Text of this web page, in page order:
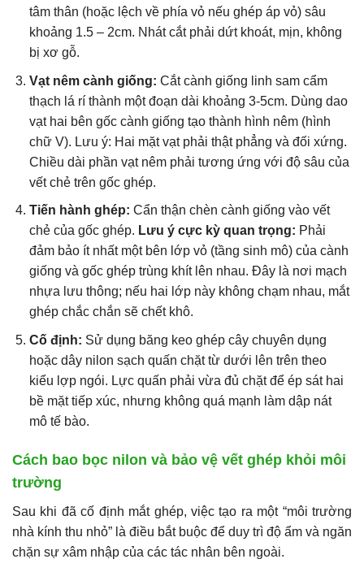
tâm thân (hoặc lệch về phía vỏ nếu ghép áp vỏ) sâu
khoảng 1.5 – 2cm. Nhát cắt phải dứt khoát, mịn, không
bị xơ gỗ.
Vạt nêm cành giống: Cắt cành giống linh sam cẩm
thạch lá rí thành một đoạn dài khoảng 3-5cm. Dùng dao
vạt hai bên gốc cành giống tạo thành hình nêm (hình
chữ V). Lưu ý: Hai mặt vạt phải thật phẳng và đối xứng.
Chiều dài phần vạt nêm phải tương ứng với độ sâu của
vết chẻ trên gốc ghép.
Tiến hành ghép: Cẩn thận chèn cành giống vào vết
chẻ của gốc ghép. Lưu ý cực kỳ quan trọng: Phải
đảm bảo ít nhất một bên lớp vỏ (tầng sinh mô) của cành
giống và gốc ghép trùng khít lên nhau. Đây là nơi mạch
nhựa lưu thông; nếu hai lớp này không chạm nhau, mắt
ghép chắc chắn sẽ chết khô.
Cố định: Sử dụng băng keo ghép cây chuyên dụng
hoặc dây nilon sạch quấn chặt từ dưới lên trên theo
kiểu lợp ngói. Lực quấn phải vừa đủ chặt để ép sát hai
bề mặt tiếp xúc, nhưng không quá mạnh làm dập nát
mô tế bào.
Cách bao bọc nilon và bảo vệ vết ghép khỏi môi
trường
Sau khi đã cố định mắt ghép, việc tạo ra một “môi trường
nhà kính thu nhỏ” là điều bắt buộc để duy trì độ ẩm và ngăn
chặn sự xâm nhập của các tác nhân bên ngoài.